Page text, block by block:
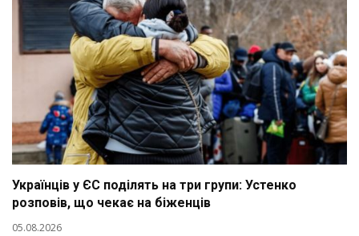
Українців у ЄС поділять на три групи: Устенко
розповів, що чекає на біженців
05.08.2026